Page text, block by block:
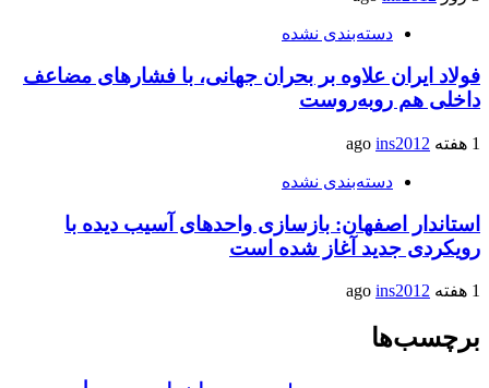
دسته‌بندی نشده
فولاد ایران علاوه بر بحران جهانی، با فشارهای مضاعف
داخلی هم روبه‌روست
1 هفته ago ins2012
دسته‌بندی نشده
استاندار اصفهان: بازسازی واحدهای آسیب دیده با
رویکردی جدید آغاز شده است
1 هفته ago ins2012
برچسب‌ها